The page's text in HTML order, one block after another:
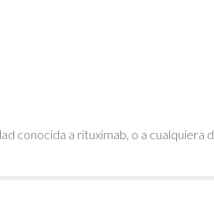
conocida a rituximab, o a cualquiera